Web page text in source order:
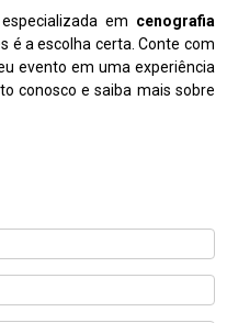
em cenografia
é a escolha certa. Conte com
evento em uma experiência
conosco e saiba mais sobre